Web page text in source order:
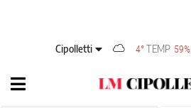
Cipolletti 4° TEMP 59%